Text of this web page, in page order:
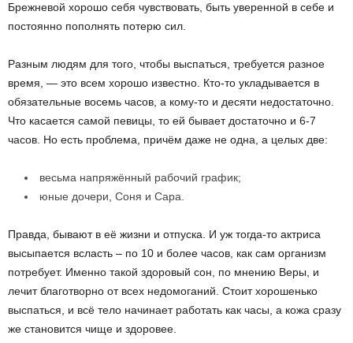
Брежневой хорошо себя чувствовать, быть уверенной в себе и
постоянно пополнять потерю сил.
Разным людям для того, чтобы выспаться, требуется разное
время, — это всем хорошо известно. Кто-то укладывается в
обязательные восемь часов, а кому-то и десяти недостаточно.
Что касается самой певицы, то ей бывает достаточно и 6-7
часов. Но есть проблема, причём даже не одна, а целых две:
весьма напряжённый рабочий график;
юные дочери, Соня и Сара.
Правда, бывают в её жизни и отпуска. И уж тогда-то актриса
высыпается всласть – по 10 и более часов, как сам организм
потребует. Именно такой здоровый сон, по мнению Веры, и
лечит благотворно от всех недомоганий. Стоит хорошенько
выспаться, и всё тело начинает работать как часы, а кожа сразу
же становится чище и здоровее.